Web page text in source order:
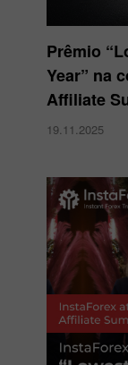
Prêmio
Year” na
Affiliate
19.11.2025